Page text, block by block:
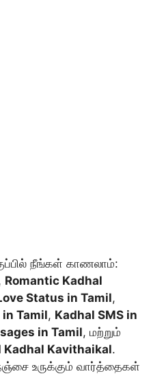
நீங்கள் காணலாம்:
Romantic Kadhal
Status in Tamil,
Tamil, Kadhal SMS in
in Tamil, மற்றும்
Kadhal Kavithaikal.
உருக்கும் வார்த்தைகள்